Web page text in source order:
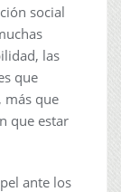
social
las
que
más que
que estar
ante los